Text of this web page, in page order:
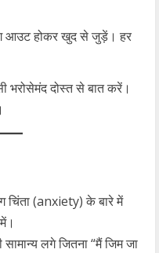
आउट होकर खुद से जुड़ें। हर
भरोसेमंद दोस्त से बात करें।
चिंता (anxiety) के बारे में
सामान्य लगे जितना “मैं जिम जा